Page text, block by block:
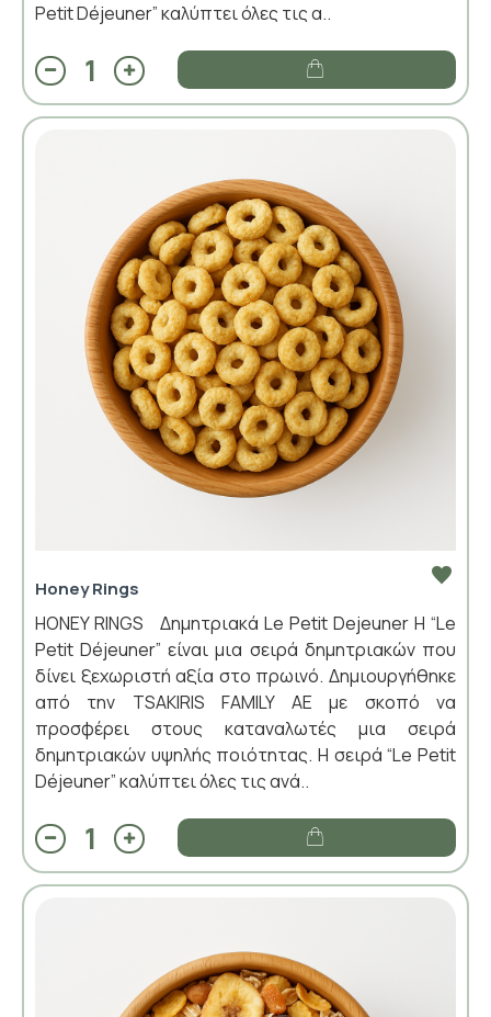
Petit Déjeuner” καλύπτει όλες τις α..
Honey Rings
HONEY RINGS Δημητριακά Le Petit Dejeuner Η “Le
Petit Déjeuner” είναι μια σειρά δημητριακών που
δίνει ξεχωριστή αξία στο πρωινό. Δημιουργήθηκε
από την TSAKIRIS FAMILY ΑΕ με σκοπό να
προσφέρει στους καταναλωτές μια σειρά
δημητριακών υψηλής ποιότητας. Η σειρά “Le Petit
Déjeuner” καλύπτει όλες τις ανά..